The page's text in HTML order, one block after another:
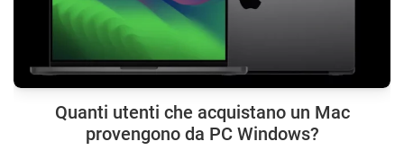
Quanti utenti che acquistano un Mac
provengono da PC Windows?